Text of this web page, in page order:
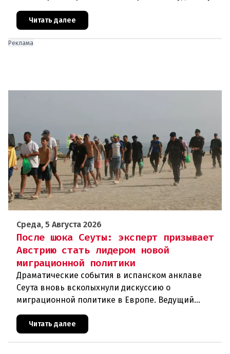
(ÖVP) категорически исключила возможность
ускоренного присоединения
Читать далее
Реклама
Среда, 5 Августа 2026
После шока Сеуты: эксперт призывает
Австрию стать лидером новой
миграционной политики
Драматические события в испанском анклаве
Сеута вновь всколыхнули дискуссию о
миграционной политике в Европе. Ведущий
эксперт по миграции Джеральд Кнаус, один из
архитекторов соглашения ЕС-Турция 2016
Читать далее